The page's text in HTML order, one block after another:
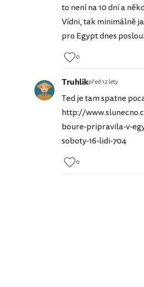
to není na 10 dní a
Vídni, tak minimálně
pro Egypt dnes
0
Truhlikpřed 12 lety
Ted je tam spatne
http://
boure-pripravila-v-
soboty-16-lidi-704
0